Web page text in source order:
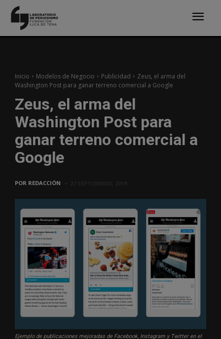
Inicio Modelos de Negocio Publicidad
Zeus, el arma del
Washington Post para ganar terreno comercial a Google
Zeus, el arma del
Washington Post para
ganar terreno comercial a
Google
POR REDACCIÓN
Ejemplo de publicaciones mejoradas de Facebook, Instagram y Twitter en el